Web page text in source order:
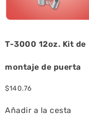
T-3000 12oz. Kit de
montaje de puerta
$140.76
Añadir a la cesta